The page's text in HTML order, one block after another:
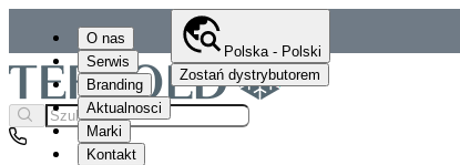
O nas
Serwis
Branding
Aktualnosci
Marki
Kontakt
Polska - Polski
Zostań dystrybutorem